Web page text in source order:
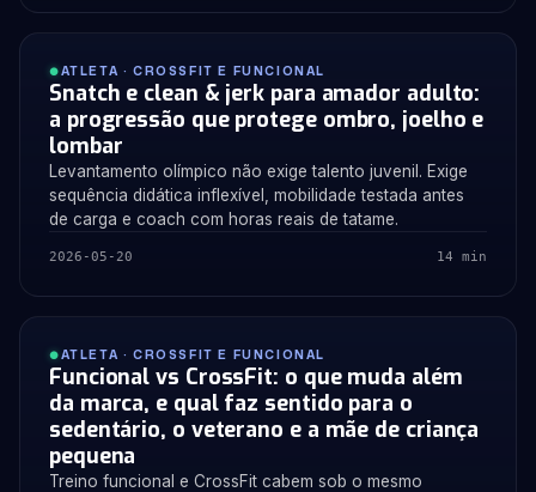
ATLETA · CROSSFIT E FUNCIONAL
Snatch e clean & jerk para amador adulto:
a progressão que protege ombro, joelho e
lombar
Levantamento olímpico não exige talento juvenil. Exige
sequência didática inflexível, mobilidade testada antes
de carga e coach com horas reais de tatame.
2026-05-20 14 min
ATLETA · CROSSFIT E FUNCIONAL
Funcional vs CrossFit: o que muda além
da marca, e qual faz sentido para o
sedentário, o veterano e a mãe de criança
pequena
Treino funcional e CrossFit cabem sob o mesmo